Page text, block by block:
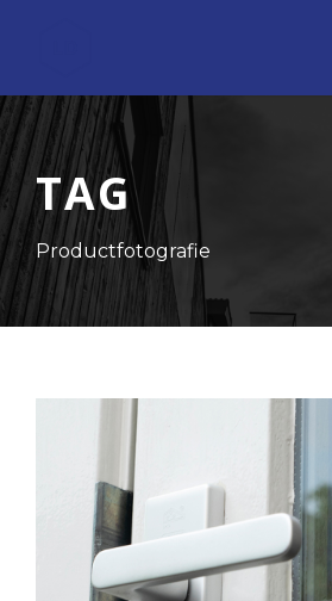
TAG
Productfotografie